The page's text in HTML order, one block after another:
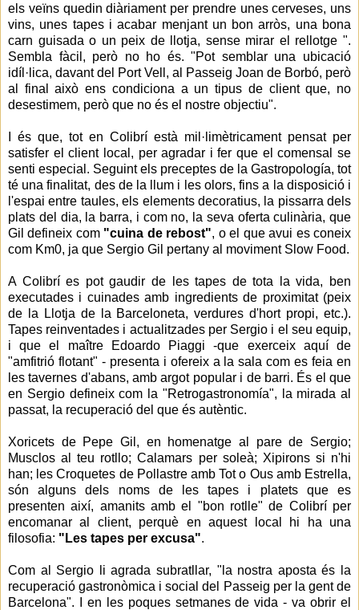
els veïns quedin diàriament per prendre unes cerveses, uns
vins, unes tapes i acabar menjant un bon arròs, una bona
carn guisada o un peix de llotja, sense mirar el rellotge ".
Sembla fàcil, però no ho és. "Pot semblar una ubicació
idíl·lica, davant del Port Vell, al Passeig Joan de Borbó, però
al final això ens condiciona a un tipus de client que, no
desestimem, però que no és el nostre objectiu".
I és que, tot en Colibrí està mil·limètricament pensat per
satisfer el client local, per agradar i fer que el comensal se
senti especial. Seguint els preceptes de la Gastropología, tot
té una finalitat, des de la llum i les olors, fins a la disposició i
l'espai entre taules, els elements decoratius, la pissarra dels
plats del dia, la barra, i com no, la seva oferta culinària, que
Gil defineix com "cuina de rebost", o el que avui es coneix
com Km0, ja que Sergio Gil pertany al moviment Slow Food.
A Colibrí es pot gaudir de les tapes de tota la vida, ben
executades i cuinades amb ingredients de proximitat (peix
de la Llotja de la Barceloneta, verdures d'hort propi, etc.).
Tapes reinventades i actualitzades per Sergio i el seu equip,
i que el maître Edoardo Piaggi -que exerceix aquí de
"amfitrió flotant" - presenta i ofereix a la sala com es feia en
les tavernes d'abans, amb argot popular i de barri. És el que
en Sergio defineix com la "Retrogastronomía", la mirada al
passat, la recuperació del que és autèntic.
Xoricets de Pepe Gil, en homenatge al pare de Sergio;
Musclos al teu rotllo; Calamars per soleà; Xipirons si n'hi
han; les Croquetes de Pollastre amb Tot o Ous amb Estrella,
són alguns dels noms de les tapes i platets que es
presenten així, amanits amb el "bon rotlle" de Colibrí per
encomanar al client, perquè en aquest local hi ha una
filosofia: "Les tapes per excusa".
Com al Sergio li agrada subratllar, "la nostra aposta és la
recuperació gastronòmica i social del Passeig per la gent de
Barcelona". I en les poques setmanes de vida - va obrir el